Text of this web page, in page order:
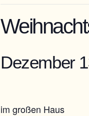
Dezember
im großen Haus